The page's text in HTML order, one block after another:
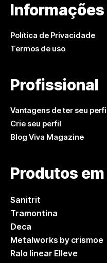
Política de Privacidade
Termos de uso
Profissional
Vantagens de ter seu
Crie seu perfil
Blog Viva Magazine
Produtos
Sanitrit
Tramontina
Deca
Metalworks by crismoe
Ralo linear Elleve